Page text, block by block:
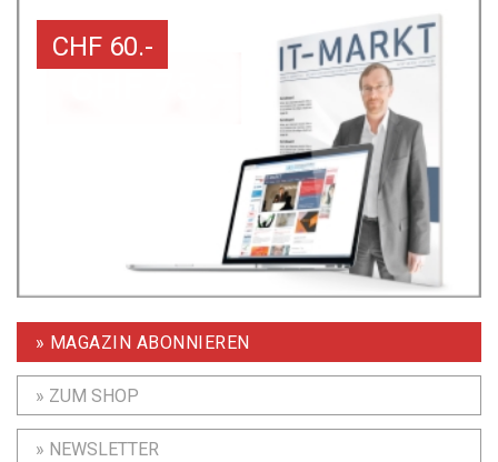
CHF 60.-
» MAGAZIN ABONNIEREN
» ZUM SHOP
» NEWSLETTER